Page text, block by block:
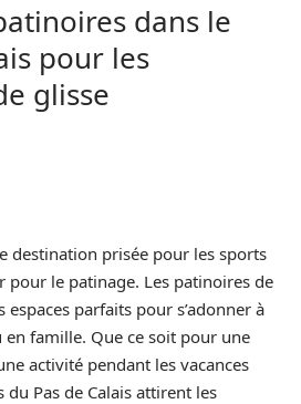
dans le
pour les
glisse
destination prisée pour les sports
pour le patinage. Les patinoires de
parfaits pour s’adonner à
en famille. Que ce soit pour une
activité pendant les vacances
Pas de Calais attirent les